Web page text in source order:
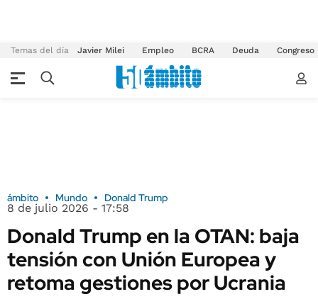
Temas del día Javier Milei Empleo BCRA Deuda Congreso
ámbito Mundo Donald Trump
8 de julio 2026 - 17:58
Donald Trump en la OTAN: baja
tensión con Unión Europea y
retoma gestiones por Ucrania